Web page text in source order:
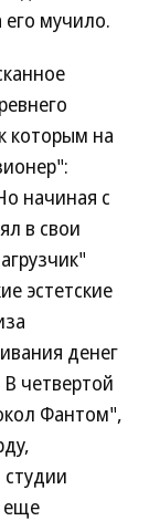
мучило.
которым на
начиная с
в свои
эстетские
денег
четвертой
Фантом",
еще